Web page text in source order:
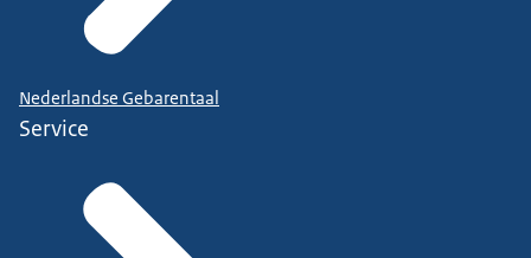
Nederlandse Gebarentaal
Service